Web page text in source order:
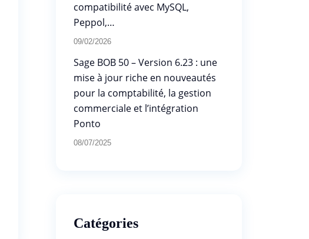
compatibilité avec MySQL,
Peppol,…
09/02/2026
Sage BOB 50 – Version 6.23 : une
mise à jour riche en nouveautés
pour la comptabilité, la gestion
commerciale et l’intégration
Ponto
08/07/2025
Catégories